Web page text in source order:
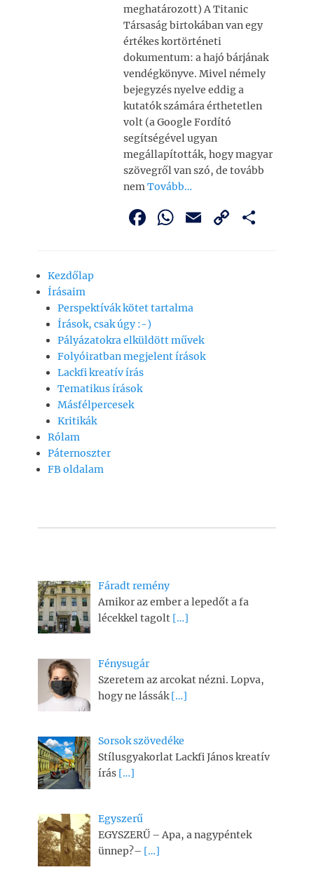
meghatározott) A Titanic
Társaság birtokában van egy
értékes kortörténeti
dokumentum: a hajó bárjának
vendégkönyve. Mivel némely
bejegyzés nyelve eddig a
kutatók számára érthetetlen
volt (a Google Fordító
segítségével ugyan
megállapították, hogy magyar
szövegről van szó, de tovább
nemTovább…
F
b
o
o
W
A
p
p
E
C
Kezdőlap
Írásaim
Perspektívák kötet tartalma
Írások, csak úgy :-)
Pályázatokra elküldött művek
Folyóiratban megjelent írások
Lackfi kreatív írás
Tematikus írások
Másfélpercesek
Kritikák
Rólam
Páternoszter
FB oldalam
Fáradt remény
Amikor az ember a lepedőt a fa
lécekkel tagolt […]
Fénysugár
Szeretem az arcokat nézni. Lopva,
hogy ne lássák[…]
Sorsok szövedéke
Stílusgyakorlat Lackfi János kreatív
írás […]
Egyszerű
EGYSZERŰ – Apa, a nagypéntek
ünnep?– […]